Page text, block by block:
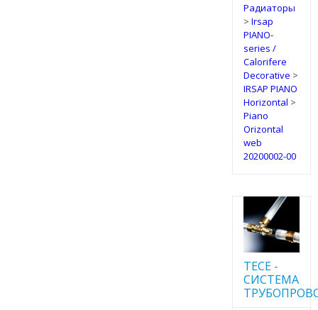
Радиаторы
> Irsap
PIANO-
series /
Calorifere
Decorative >
IRSAP PIANO
Horizontal >
Piano
Orizontal
web
20200002-00
TECE -
CИСТЕМА